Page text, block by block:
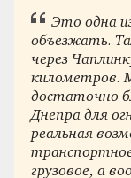
Это одна
объезжать.
через
километров.
достаточно
Днепра для
реальная
грузовое, а